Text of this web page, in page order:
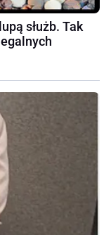
służb. Tak